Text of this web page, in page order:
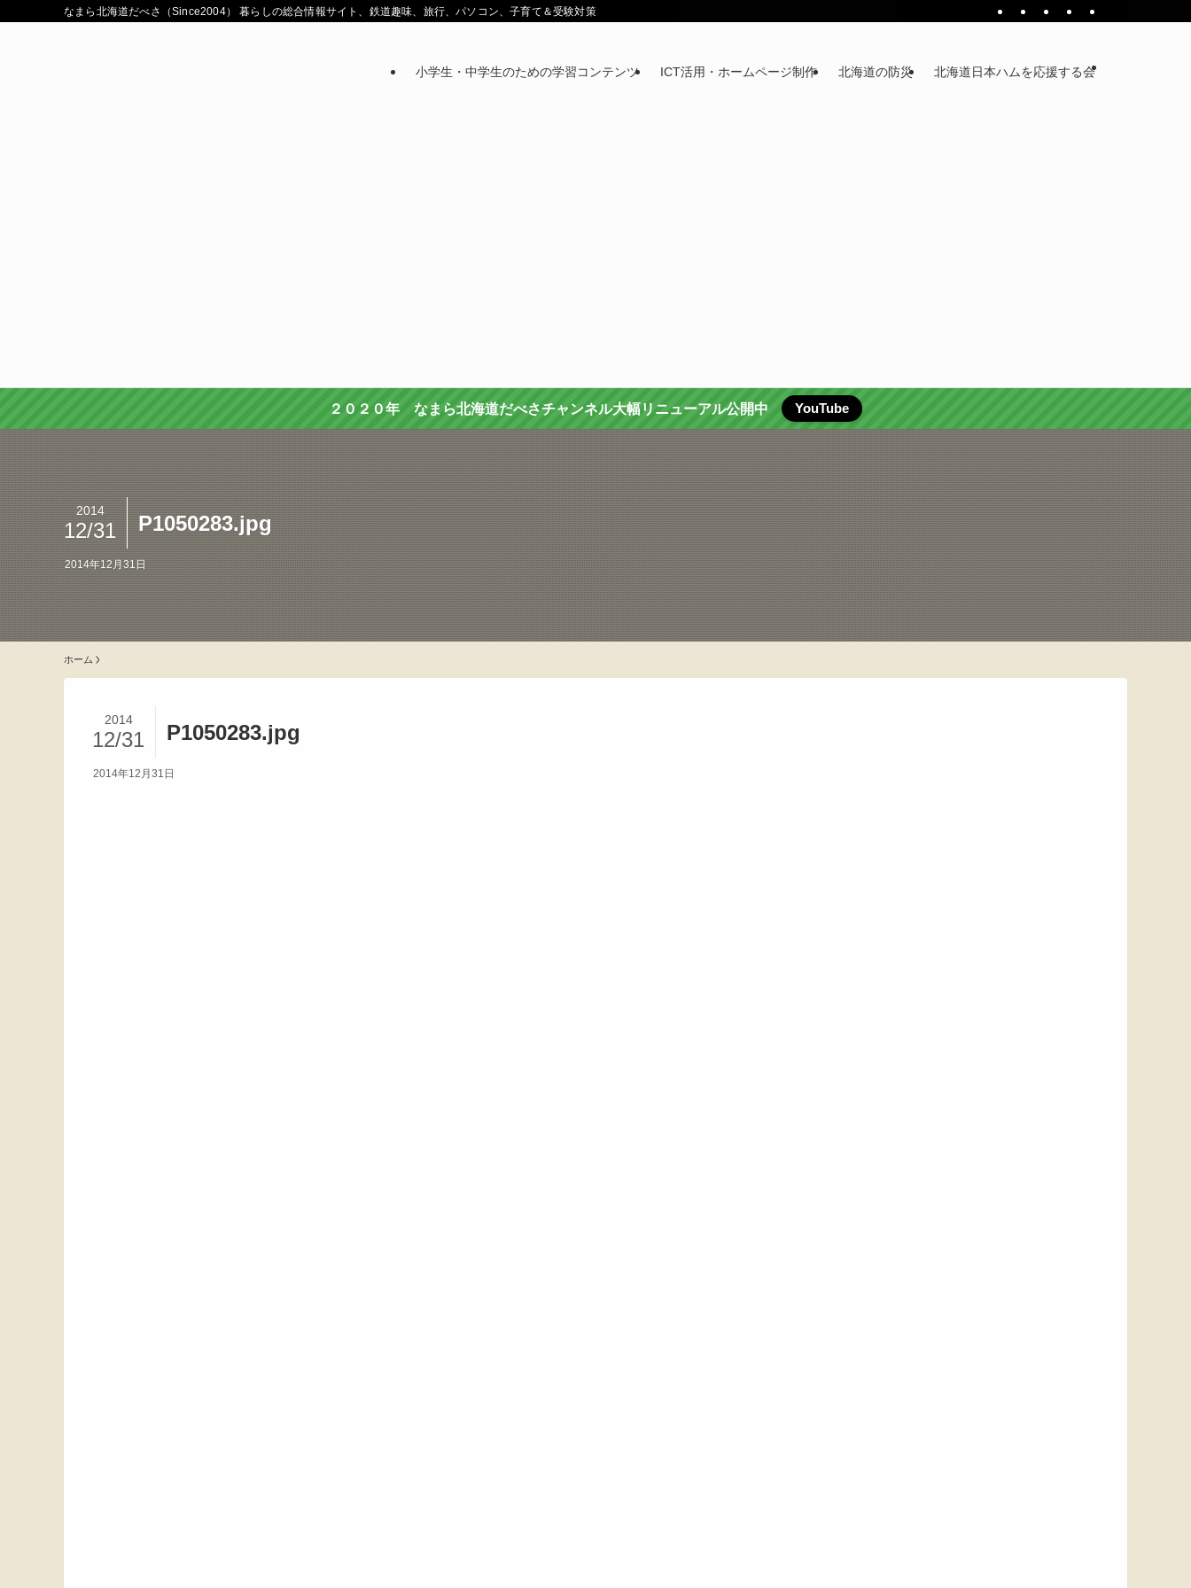
なまら北海道だべさ（Since2004） 暮らしの総合情報サイト、鉄道趣味、旅行、パソコン、子育て＆受験対策
小学生・中学生のための学習コンテンツ ICT活用・ホームページ制作 北海道の防災 北海道日本ハムを応援する会
２０２０年 なまら北海道だべさチャンネル大幅リニューアル公開中 YouTube
P1050283.jpg
2014
12/31
2014年12月31日
ホーム
P1050283.jpg
2014
12/31
2014年12月31日